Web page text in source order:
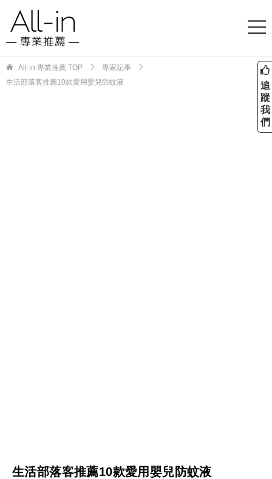
All-in 專業推薦 TOP
專家記事
生活部落客推薦10款愛用嬰兒防蚊液
生活部落客推薦10款愛用嬰兒防蚊液
追
蹤
我
們